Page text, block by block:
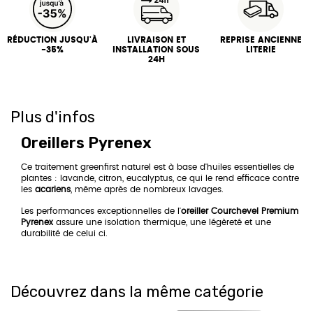
RÉDUCTION JUSQU'À
-35%
LIVRAISON ET
INSTALLATION SOUS
24H
REPRISE ANCIENNE
LITERIE
Plus d'infos
Oreillers Pyrenex
Ce traitement greenfirst naturel est à base d'huiles essentielles de
plantes : lavande, citron, eucalyptus, ce qui le rend efficace contre
les acariens , même après de nombreux lavages.
Les performances exceptionnelles de l'oreiller Courchevel Premium
Pyrenex assure une isolation thermique, une légèreté et une
durabilité de celui ci.
Découvrez dans la même catégorie